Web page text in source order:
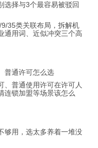
选择与3个最容易被驳回
35类关联布局，拆解机
通用词、近似冲突三个高
普通许可怎么选
、普通使用许可在许可人
连锁加盟等场景该怎么
够用，选太多养着一堆没